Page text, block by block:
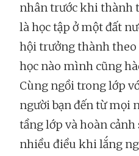
nhân trước khi thành
là học tập ở một đất
hội trưởng thành
học nào mình cũng
Cùng ngồi trong lớp
người bạn đến từ mọi
tầng lớp và hoàn
nhiều điều khi lắng